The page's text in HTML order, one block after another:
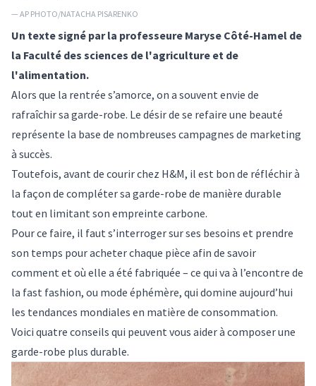
— AP PHOTO/NATACHA PISARENKO
Un texte signé par la professeure Maryse Côté-Hamel de
la Faculté des sciences de l'agriculture et de
l'alimentation.
Alors que la rentrée s’amorce, on a souvent envie de
rafraîchir sa garde-robe. Le désir de se refaire une beauté
représente la base de nombreuses campagnes de marketing
à succès.
Toutefois, avant de courir chez H&M, il est bon de réfléchir à
la façon de compléter sa garde-robe de manière durable
tout en limitant son empreinte carbone.
Pour ce faire, il faut s’interroger sur ses besoins et prendre
son temps pour acheter chaque pièce afin de savoir
comment et où elle a été fabriquée – ce qui va à l’encontre de
la fast fashion, ou mode éphémère, qui domine aujourd’hui
les tendances mondiales en matière de consommation.
Voici quatre conseils qui peuvent vous aider à composer une
garde-robe plus durable.